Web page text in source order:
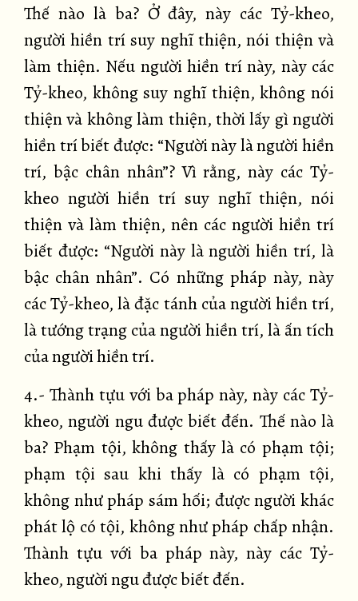
Thế nào là ba? Ở đây, này các Tỷ-kheo,
người hiền trí suy nghĩ thiện, nói thiện và
làm thiện. Nếu người hiền trí này, này các
Tỷ-kheo, không suy nghĩ thiện, không nói
thiện và không làm thiện, thời lấy gì người
hiền trí biết được: “Người này là người hiền
trí, bậc chân nhân”? Vì rằng, này các Tỷ-
kheo người hiền trí suy nghĩ thiện, nói
thiện và làm thiện, nên các người hiền trí
biết được: “Người này là người hiền trí, là
bậc chân nhân”. Có những pháp này, này
các Tỷ-kheo, là đặc tánh của người hiền trí,
là tướng trạng của người hiền trí, là ấn tích
của người hiền trí.
4.- Thành tựu với ba pháp này, này các Tỷ-
kheo, người ngu được biết đến. Thế nào là
ba? Phạm tội, không thấy là có phạm tội;
phạm tội sau khi thấy là có phạm tội,
không như pháp sám hối; được người khác
phát lộ có tội, không như pháp chấp nhận.
Thành tựu với ba pháp này, này các Tỷ-
kheo, người ngu được biết đến.